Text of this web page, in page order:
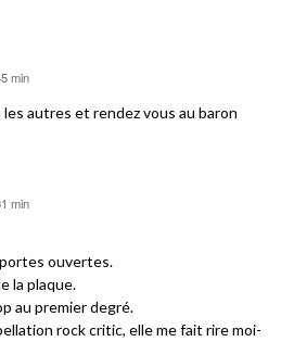
min
les autres et rendez vous au baron
min
ouvertes.
la plaque.
au premier degré.
rock critic, elle me fait rire moi-